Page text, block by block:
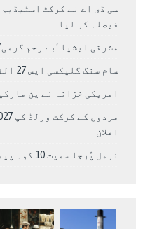
سی ڈی اے نے کرکٹ
فیصلہ کر لیا
مشرقی ایشیا ‘بے رحم
سام سنگ گلیکسی ایس 27 الٹرا سے ایک کیمرا ہٹا دے گا.
امریکی خزانہ نے ین
اعلان
نرمل پُرجا سمیت 10 کوہ پیما براڈ پیک پر لاپتہ